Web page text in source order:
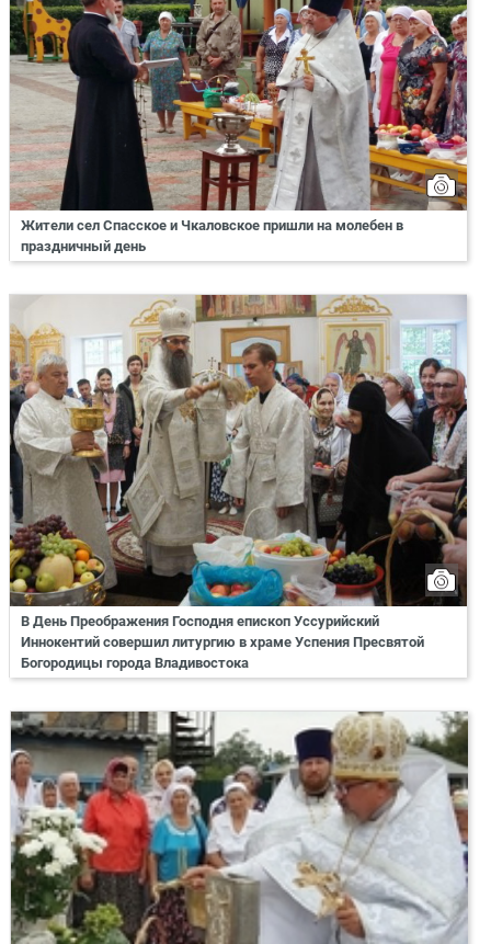
Жители сел Спасское и Чкаловское пришли на молебен в
праздничный день
В День Преображения Господня епископ Уссурийский
Иннокентий совершил литургию в храме Успения Пресвятой
Богородицы города Владивостока